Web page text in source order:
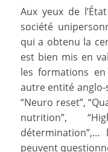
Aux yeux de
société
qui a obtenu la
est bien mis en
les formations
autre entité
“Neuro reset”,
nutrition”,
peuvent